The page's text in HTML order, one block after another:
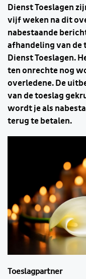
Dienst Toeslagen
vijf weken na dit
nabestaande
afhandeling van de
Dienst Toeslagen.
ten onrechte nog
overledene. De
van de toeslag
wordt je als
terug te betalen.
Toeslagpartner